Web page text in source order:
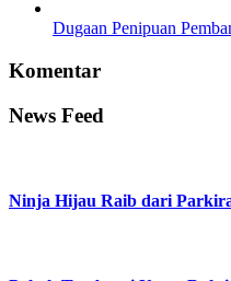
Dugaan Penipuan
Komentar
News Feed
Ninja Hijau Raib dari